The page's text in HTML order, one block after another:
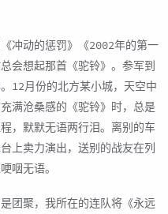
冲动的惩罚》《2002年的第一
会想起那首《驼铃》。参军到
12月份的北方某小城，天空中
满沧桑感的《驼铃》时，总是
，默默无语两行泪。离别的车
上卖力演出，送别的战友在列
咽无语。
团聚，我所在的连队将《永远